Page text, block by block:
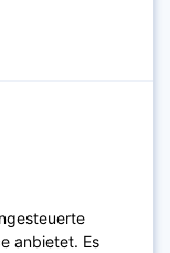
anbietet. Es